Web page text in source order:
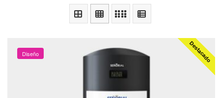
Destacado
Diseño